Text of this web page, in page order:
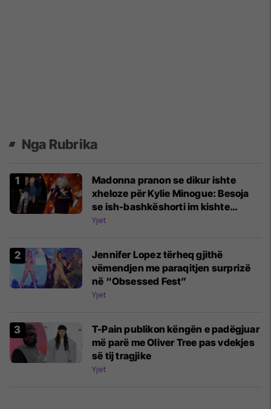
Nga Rubrika
Madonna pranon se dikur ishte
xheloze për Kylie Minogue: Besoja
se ish-bashkëshorti im kishte
simpati për të
Yjet
Jennifer Lopez tërheq gjithë
vëmendjen me paraqitjen surprizë
në “Obsessed Fest”
Yjet
T-Pain publikon këngën e padëgjuar
më parë me Oliver Tree pas vdekjes
së tij tragjike
Yjet